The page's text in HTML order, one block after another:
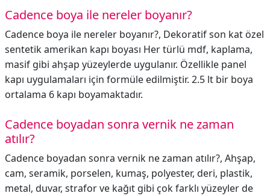
Cadence boya ile nereler boyanır?
Cadence boya ile nereler boyanır?, Dekoratif son kat özel
sentetik amerikan kapı boyası Her türlü mdf, kaplama,
masif gibi ahşap yüzeylerde uygulanır. Özellikle panel
kapı uygulamaları için formüle edilmiştir. 2.5 lt bir boya
ortalama 6 kapı boyamaktadır.
Cadence boyadan sonra vernik ne zaman
atılır?
Cadence boyadan sonra vernik ne zaman atılır?, Ahşap,
cam, seramik, porselen, kumaş, polyester, deri, plastik,
metal, duvar, strafor ve kağıt gibi çok farklı yüzeyler de